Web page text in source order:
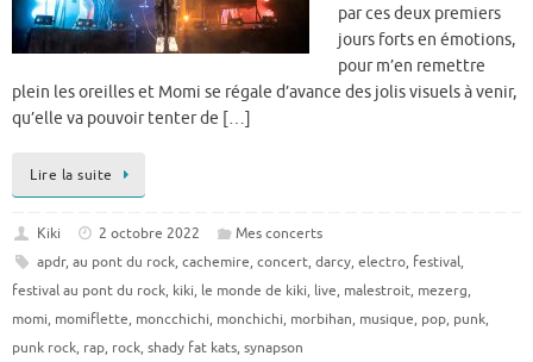
par ces deux premiers
jours forts en émotions,
pour m’en remettre
plein les oreilles et Momi se régale d’avance des jolis visuels à venir,
qu’elle va pouvoir tenter de […]
Lire la suite
Kiki 2 octobre 2022
Mes concerts
apdr, au pont du rock, cachemire, concert, darcy, electro, festival,
festival au pont du rock, kiki, le monde de kiki, live, malestroit, mezerg,
momi, momiflette, moncchichi, monchichi, morbihan, musique, pop, punk,
punk rock, rap, rock, shady fat kats, synapson